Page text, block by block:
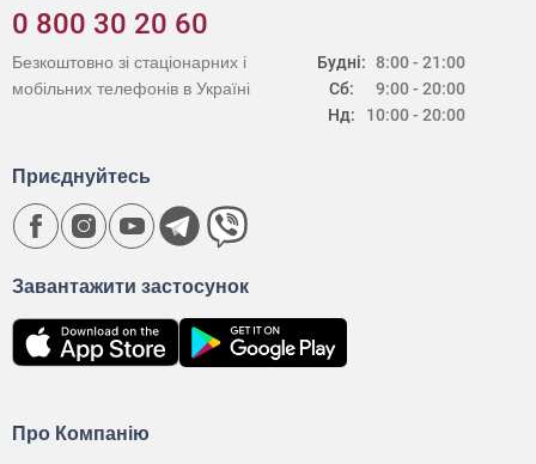
0 800 30 20 60
Будні:
Сб:
Нд:
8:00 - 21:00
9:00 - 20:00
10:00 - 20:00
Безкоштовно зі стаціонарних і
мобільних телефонів в Україні
Про Компанію
Завантажити застосунок
Приєднуйтесь